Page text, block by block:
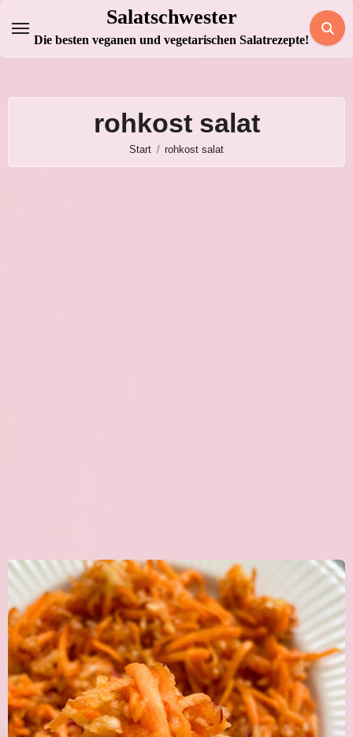
Inhalt
springen
Salatschwester
Die besten veganen und vegetarischen Salatrezepte!
rohkost salat
Start rohkost salat